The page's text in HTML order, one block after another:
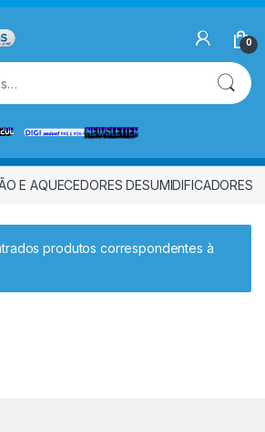
0
E AQUECEDORES DESUMIDIFICADORES
produtos correspondentes à